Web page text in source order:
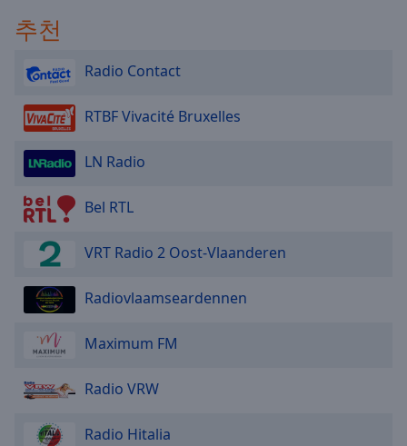
추천
Radio Contact
RTBF Vivacité Bruxelles
LN Radio
Bel RTL
VRT Radio 2 Oost-Vlaanderen
Radiovlaamseardennen
Maximum FM
Radio VRW
Radio Hitalia